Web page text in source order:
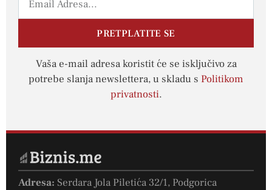
PRETPLATITE SE
Vaša e-mail adresa koristit će se isključivo za
potrebe slanja newslettera, u skladu s Politikom
privatnosti.
Adresa: Serdara Jola Piletića 32/1, Podgorica